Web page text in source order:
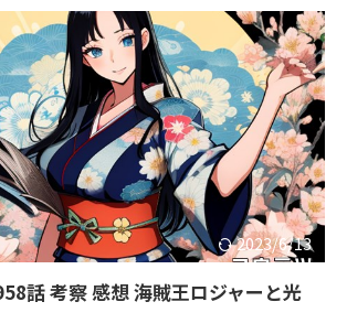
2023/6/13
話 考察 感想 海賊王ロジャーと光